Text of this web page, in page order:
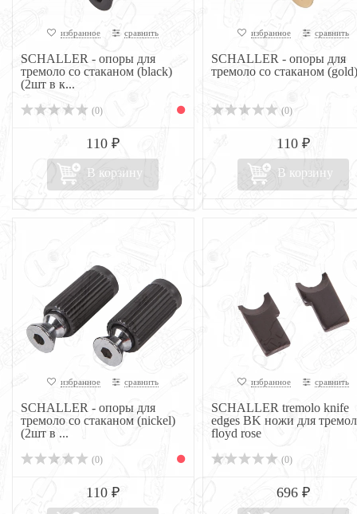
избранное сравнить
SCHALLER - опоры для
тремоло со стаканом (black)
(2шт в к...
(0)
110 ₽
В корзину
избранное сравнить
SCHALLER - опоры для
тремоло со стаканом (gold)
(0)
110 ₽
В корзину
избранное сравнить
SCHALLER - опоры для
тремоло со стаканом (nickel)
(2шт в ...
(0)
110 ₽
избранное сравнить
SCHALLER tremolo knife
edges BK ножи для
floyd rose
(0)
696 ₽